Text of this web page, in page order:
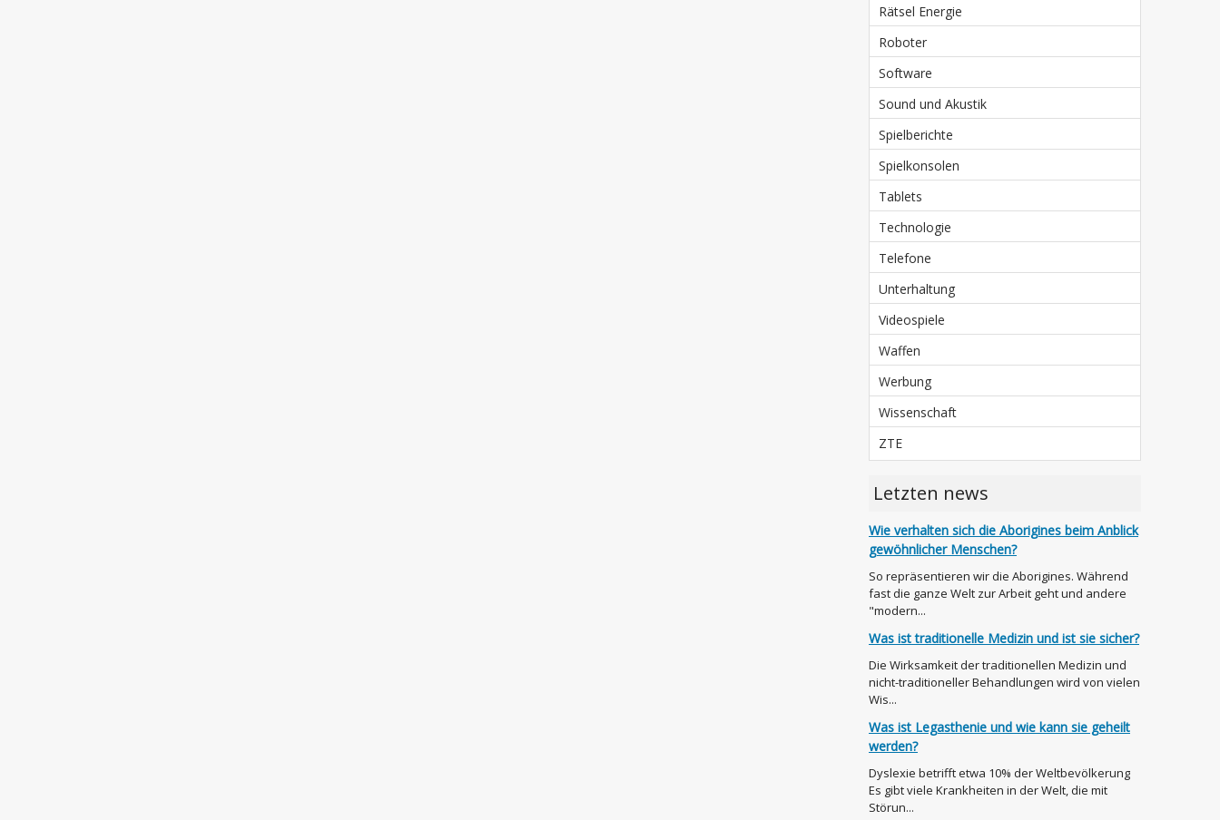
Rätsel Energie
Roboter
Software
Sound und Akustik
Spielberichte
Spielkonsolen
Tablets
Technologie
Telefone
Unterhaltung
Videospiele
Waffen
Werbung
Wissenschaft
ZTE
Letzten news
Wie verhalten sich die Aborigines beim Anblick
gewöhnlicher Menschen?
So repräsentieren wir die Aborigines. Während
fast die ganze Welt zur Arbeit geht und andere
"modern...
Was ist traditionelle Medizin und ist sie sicher?
Die Wirksamkeit der traditionellen Medizin und
nicht-traditioneller Behandlungen wird von vielen
Wis...
Was ist Legasthenie und wie kann sie geheilt
werden?
Dyslexie betrifft etwa 10% der Weltbevölkerung
Es gibt viele Krankheiten in der Welt, die mit
Störun...